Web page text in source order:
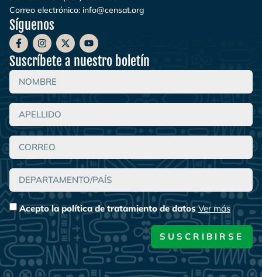
Correo electrónico: info@censat.org
Síguenos
Suscríbete a nuestro boletín
Acepto la política de tratamiento de datosVer más
SUSCRIBIRSE